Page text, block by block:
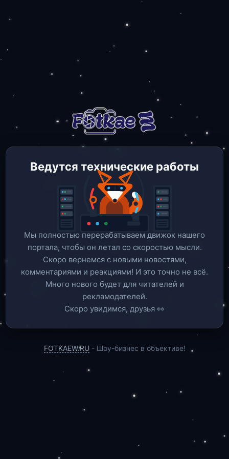
Ведутся технические работы
Мы полностью перерабатываем движок нашего
портала, чтобы он летал со скоростью мысли.
Скоро вернемся c новыми новостями,
комментариями и реакциями! И это точно не всё.
Много нового будет для читателей и
рекламодателей.
Скоро увидимся, друзья 👀
FOTKAEW.RU - Шоу-бизнес в объективе!